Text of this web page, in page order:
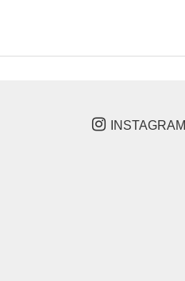
INSTAGRAM